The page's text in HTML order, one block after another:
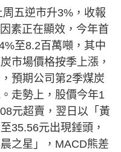
五逆市升3%，收報
素正在顯效，今年首
至8.2百萬噸，其中
市場價格按季上漲，
預期公司第2季煤炭
走勢上，股價今年1
元超賣，翌日以「黃
35.56元出現錘頭，
之星」，MACD熊差